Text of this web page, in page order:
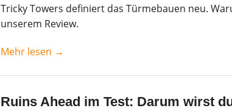
Tricky Towers definiert das Türmebauen neu.
unserem Review.
Mehr lesen →
Ruins Ahead im Test: Darum wirst